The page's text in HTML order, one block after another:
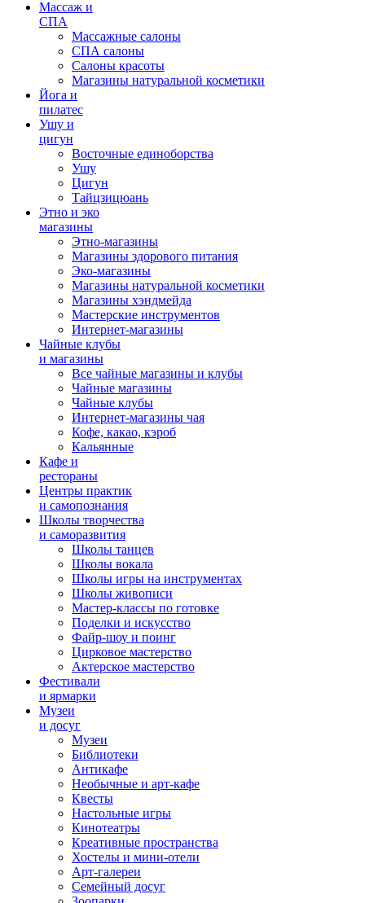
Массаж и
СПА
Массажные салоны
СПА салоны
Салоны красоты
Магазины натуральной косметики
Йога и
пилатес
Ушу и
цигун
Восточные единоборства
Ушу
Цигун
Тайцзицюань
Этно и эко
магазины
Этно-магазины
Магазины здорового питания
Эко-магазины
Магазины натуральной косметики
Магазины хэндмейда
Мастерские инструментов
Интернет-магазины
Чайные клубы
и магазины
Все чайные магазины и клубы
Чайные магазины
Чайные клубы
Интернет-магазины чая
Кофе, какао, кэроб
Кальянные
Кафе и
рестораны
Центры практик
и самопознания
Школы творчества
и саморазвития
Школы танцев
Школы вокала
Школы игры на инструментах
Школы живописи
Мастер-классы по готовке
Поделки и искусство
Файр-шоу и поинг
Цирковое мастерство
Актерское мастерство
Фестивали
и ярмарки
Музеи
и досуг
Музеи
Библиотеки
Антикафе
Необычные и арт-кафе
Квесты
Настольные игры
Кинотеатры
Креативные пространства
Хостелы и мини-отели
Арт-галереи
Семейный досуг